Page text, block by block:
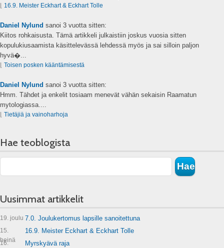
⌊ 16.9. Meister Eckhart & Eckhart Tolle
Daniel Nylund sanoi 3 vuotta sitten:
Kiitos rohkaisusta. Tämä artikkeli julkaistiin joskus vuosia sitten
kopulukiusaamista käsittelevässä lehdessä myös ja sai silloin paljon
hyvä�...
⌊ Toisen posken kääntämisestä
Daniel Nylund sanoi 3 vuotta sitten:
Hmm. Tähdet ja enkelit tosiaam menevät vähän sekaisin Raamatun
mytologiassa....
⌊ Tietäjiä ja vainoharhoja
Hae teoblogista
Uusimmat artikkelit
19. joulu 7.0. Joulukertomus lapsille sanoitettuna
15.
heinä
16.9. Meister Eckhart & Eckhart Tolle
16.
Myrskyävä raja